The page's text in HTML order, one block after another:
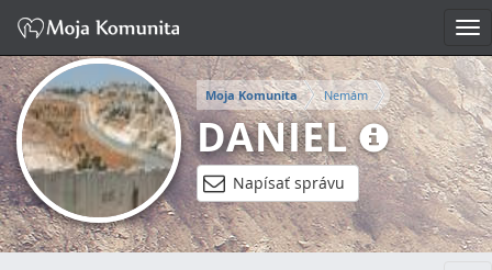
Moja Komunita Nemám
DANIEL
Napísať správu